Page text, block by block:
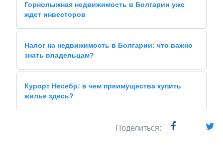
Горнолыжная недвижимость в Болгарии уже
ждет инвесторов
Налог на недвижимость в Болгарии: что важно
знать владельцам?
Курорт Несебр: в чем преимущества купить
жилье здесь?
Поделиться: